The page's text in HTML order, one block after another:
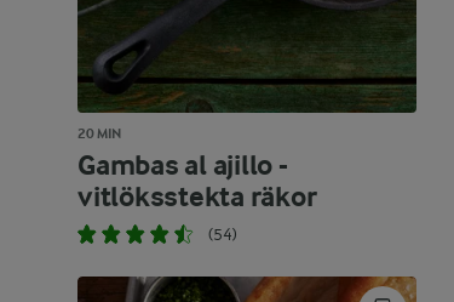
20 MIN
Gambas al ajillo -
vitlöksstekta räkor
(54)